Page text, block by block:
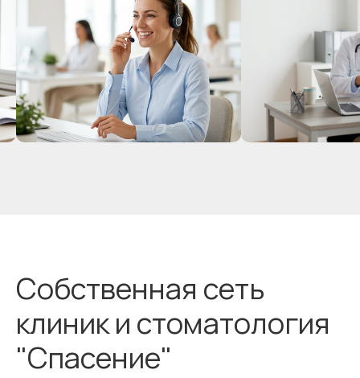
Собственная сеть
клиник и стоматология
"Спасение"